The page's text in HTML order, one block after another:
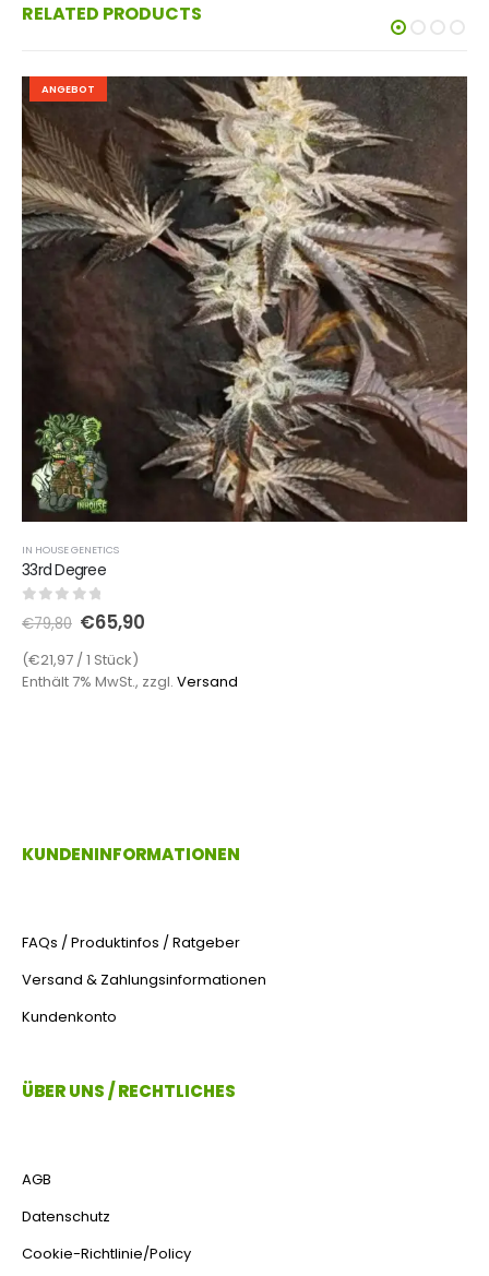
RELATED PRODUCTS
ANGEBOT
IN HOUSE GENETICS
33rd Degree
out of 5
€79,80 €65,90
(€21,97 / 1 Stück)
Enthält 7% MwSt., zzgl. Versand
KUNDENINFORMATIONEN
FAQs / Produktinfos / Ratgeber
Versand & Zahlungsinformationen
Kundenkonto
ÜBER UNS / RECHTLICHES
AGB
Datenschutz
Cookie-Richtlinie/Policy